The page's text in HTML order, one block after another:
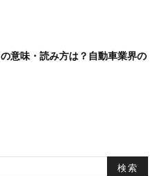
意味・読み方は？自動車業界の